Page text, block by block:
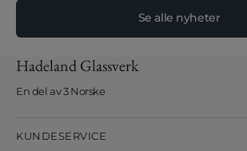
Se alle nyheter
Hadeland Glassverk
En del av 3 Norske
KUNDESERVICE